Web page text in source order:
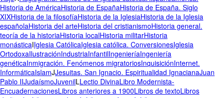
Historia de AméricaHistoria de EspañaHistoria de España. Siglo
XIXHistoria de la filosofíaHistoria de la IglesiaHistoria de la Iglesia
españolaHistoria del arteHistoria del cristianismoHistoria general.
teoría de la historiaHistoria localHistoria militarHistoria
monásticaIIglesia CatólicaIglesia católica. ConversionesIglesia
OrtodoxaIlustraciónIndustriaInfantilIngenieríaIngeniería
genéticaInmigración. Fenómenos migratoriosInquisiciónInternet.
InformáticaIslamJJesuitas. San Ignacio. Espiritualidad IgnacianaJuan
Pablo IIJudaísmoJuvenilLLectio DivinaLibro Modernista-
EncuadernacionesLibros anteriores a 1900Libros de textoLibros